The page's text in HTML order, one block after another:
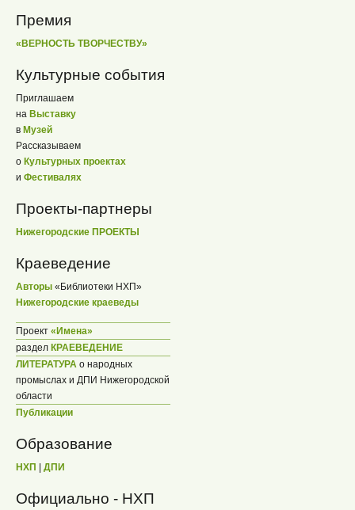
Премия
«ВЕРНОСТЬ ТВОРЧЕСТВУ»
Культурные события
Приглашаем
на Выставку
в Музей
Рассказываем
о Культурных проектах
и Фестивалях
Проекты-партнеры
Нижегородские ПРОЕКТЫ
Краеведение
Авторы «Библиотеки НХП»
Нижегородские краеведы
Проект «Имена»
раздел КРАЕВЕДЕНИЕ
ЛИТЕРАТУРА о народных
промыслах и ДПИ Нижегородской
области
Публикации
Образование
НХП ДПИ
Официально - НХП